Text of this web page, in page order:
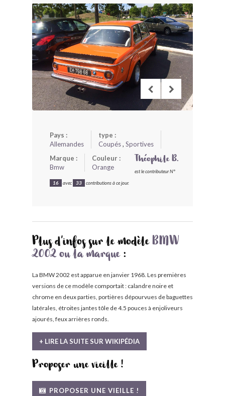
BONJOURLAVIEILLE ?
MODÈLES ET MARQUES
COMMENT FONCTIONNE BLV ?
Pays :
Allemandes
type :
Coupés, Sportives
Marque :
Bmw
Couleur :
Orange
Théophile B.
est le contributeur N°
16 avec 33 contributions à ce jour.
Plus d'infos sur le modèle BMW
2002 ou la marque:
La BMW 2002 est apparue en janvier 1968. Les premières
versions de ce modèle comportait : calandre noire et
chrome en deux parties, portières dépourvues de baguettes
latérales, étroites jantes tôle de 4.5 pouces à enjoliveurs
ajourés, feux arrières ronds.
+ LIRE LA SUITE SUR WIKIPÉDIA
Proposer une vieille !
PROPOSER UNE VIEILLE !